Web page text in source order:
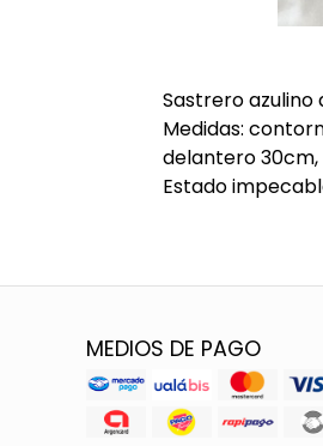
Sastrero azulino
Medidas:
delantero 30cm,
Estado
MEDIOS DE PAGO